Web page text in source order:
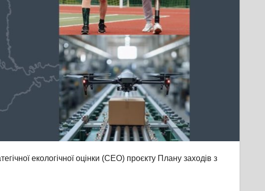
екологічної оцінки (СЕО) проєкту Плану заходів з